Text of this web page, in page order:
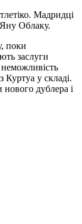
Мадридці
Яну Облаку.
поки
заслуги
неможливість
у складі.
дублера і